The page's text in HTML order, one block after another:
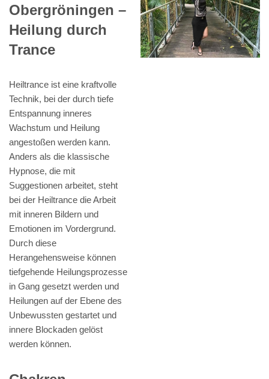
Obergröningen –
Heilung durch
Trance
Heiltrance ist eine kraftvolle
Technik, bei der durch tiefe
Entspannung inneres
Wachstum und Heilung
angestoßen werden kann.
Anders als die klassische
Hypnose, die mit
Suggestionen arbeitet, steht
bei der Heiltrance die Arbeit
mit inneren Bildern und
Emotionen im Vordergrund.
Durch diese
Herangehensweise können
tiefgehende Heilungsprozesse
in Gang gesetzt werden und
Heilungen auf der Ebene des
Unbewussten gestartet und
innere Blockaden gelöst
werden können.